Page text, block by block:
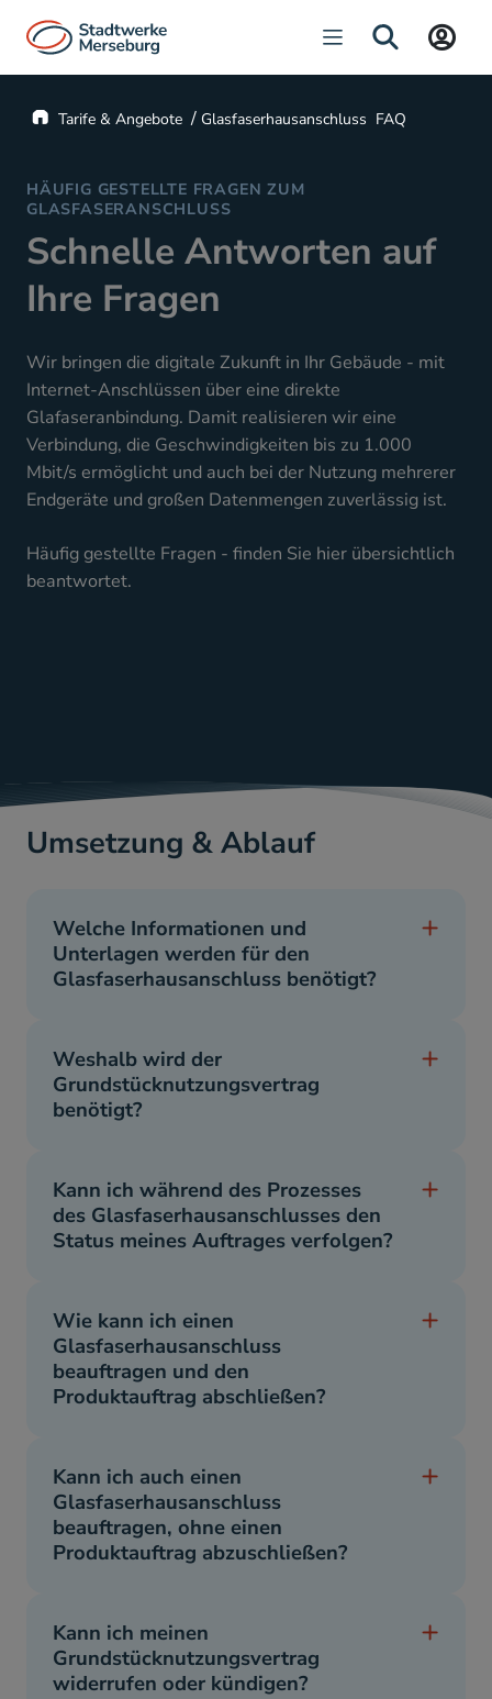
Navigation öffnen
Startseite
Tarife & Angebote Glasfaserhausanschluss FAQ
Schnelle Antworten auf
Ihre Fragen
HÄUFIG GESTELLTE FRAGEN ZUM
GLASFASERANSCHLUSS
Wir bringen die digitale Zukunft in Ihr Gebäude - mit
Internet-Anschlüssen über eine direkte
Glafaseranbindung. Damit realisieren wir eine
Verbindung, die Geschwindigkeiten bis zu 1.000
Mbit/s ermöglicht und auch bei der Nutzung mehrerer
Endgeräte und großen Datenmengen zuverlässig ist.
Häufig gestellte Fragen - finden Sie hier übersichtlich
beantwortet.
Umsetzung & Ablauf
Welche Informationen und
Unterlagen werden für den
Glasfaserhausanschluss benötigt?
Weshalb wird der
Grundstücknutzungsvertrag
benötigt?
Kann ich während des Prozesses
des Glasfaserhausanschlusses den
Status meines Auftrages verfolgen?
Wie kann ich einen
Glasfaserhausanschluss
beauftragen und den
Produktauftrag abschließen?
Kann ich auch einen
Glasfaserhausanschluss
beauftragen, ohne einen
Produktauftrag abzuschließen?
Kann ich meinen
Grundstücknutzungsvertrag
widerrufen oder kündigen?